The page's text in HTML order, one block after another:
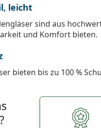
leicht
sind aus
und Komfort bieten.
bieten bis zu 100 %